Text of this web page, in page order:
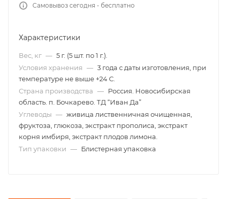
Самовывоз сегодня - бесплатно
Характеристики
Вес, кг — 5 г. (5 шт. по 1 г.).
Условия хранения — 3 года с даты изготовления, при
температуре не выше +24 С.
Страна производства — Россия. Новосибирская
область. п. Бочкарево. ТД “Иван Да”
Углеводы — живица лиственничная очищенная,
фруктоза, глюкоза, экстракт прополиса, экстракт
корня имбиря, экстракт плодов лимона.
Тип упаковки — Блистерная упаковка